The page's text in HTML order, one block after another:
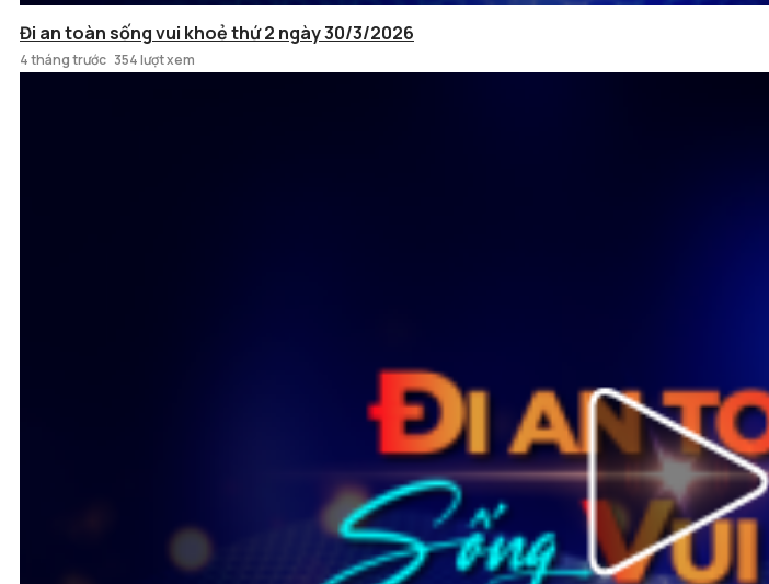
Đi an toàn sống vui khoẻ thứ 2 ngày 30/3/2026
4 tháng trước 354 lượt xem